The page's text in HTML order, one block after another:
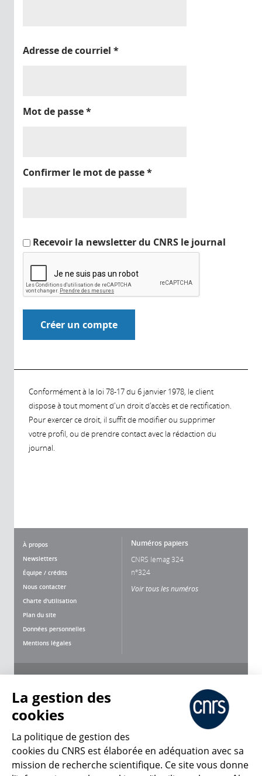
Adresse de courriel *
Mot de passe*
Confirmer le mot de passe*
Recevoir la newsletter du CNRS le journal
Conformément à la loi 78-17 du 6 janvier 1978, le client
dispose à tout moment d'un droit d'accès et de rectification.
Pour exercer ce droit, il suffit de modifier ou supprimer
votre profil, ou de prendre contact avec la rédaction du
journal.
À propos
Newsletters
Équipe / crédits
Nous contacter
Charte d'utilisation
Plan du site
Données personnelles
Mentions légales
Numéros papiers
CNRS lemag 324
n°324
Voir tous les numéros
CNRS Le Mag
La gestion des
cookies
La politique de gestion des
cookies du CNRS est élaborée en adéquation avec sa
mission de recherche scientifique. Ce site vous donne